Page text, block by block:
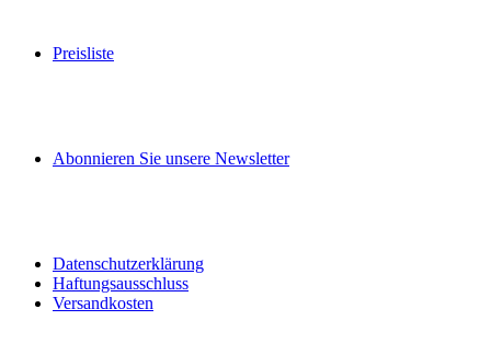
Preisliste
Abonnieren Sie unsere Newsletter
Datenschutzerklärung
Haftungsausschluss
Versandkosten